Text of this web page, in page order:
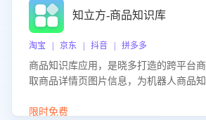
知立方-商品知识库
淘宝 | 京东 | 抖音 | 拼多多
商品知识库应用，是晓多打造的跨平台
取商品详情页图片信息，为机器人商品
限时免费